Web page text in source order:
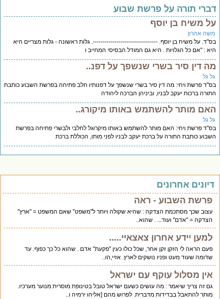
תורה על פרשת שבוע
משיח בן יוסף
אהרון
על משיח בן יוסף. ---------------------------------. גלות ראשונה - גלות מצריים היא
: "אם כל הגלויות . היא גם המודל הבסיסי המחייב ו
דין סיר בשרי שנשפך על דפנ..
גל
פרשת ויחי: מה דין סיר בשרי שנשפך על דפנותיו חלב פתיחה בפרשת השבוע כותבת
ברכות יעקב לבניו, וביניהן הברכה ליהודה
מותר להשתמש באותו מיקורג..
גל
פרשת ויחי: האם מותר להשתמש באותו מיקרוגל לחלבי ולבשרי פתיחה בפרשת
כותבת התורה על ברכת יעקב לבניו לפני מותו, הכוללת ברכת
אחרונים
פרשת השבוע - ראה
עצוב שכך מסתכמת הצדקה : שהיא שקולה ויותר ל"משפט" שאם המשפט = "ארץ"
הצדקה = "אדם" ועוד... . שהוא..
למען יידע אחרון צאצאיי.....
פעם הראה לי הזקן זקן אחר, שכל כולו כעין "פקעת" אדם . שהוא כל כך כפוף. עד
שדומה שעוד מעט ופניו נושקים לארץ. אזיי,הו..
אין מסלול עוקף עם ישראל
גם זה צריך שיאמר : מה עושים כשעם ישראל טובל בטינופת מוסרית מנוער מערכיו.
מותר להתאבל בבדידות מדברית. לפרוש מהם [אליהו ירמיה ו..